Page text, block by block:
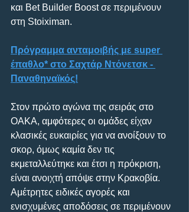
και Bet Builder Boost σε περιμένουν
στη Stoiximan.
Πρόγραμμα ανταμοιβής με super
έπαθλο* στο Σαχτάρ Ντόνετσκ -
Παναθηναϊκός!
Στον πρώτο αγώνα της σειράς στο
ΟΑΚΑ, αμφότερες οι ομάδες είχαν
κλασικές ευκαιρίες για να ανοίξουν το
σκορ, όμως καμία δεν τις
εκμεταλλεύτηκε και έτσι η πρόκριση,
είναι ανοιχτή απόψε στην Κρακοβία.
Αμέτρητες ειδικές αγορές και
ενισχυμένες αποδόσεις σε περιμένουν